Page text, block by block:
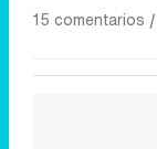
15 comentarios |